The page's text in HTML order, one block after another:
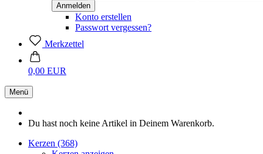
Konto erstellen
Passwort vergessen?
Merkzettel
0,00 EUR
Menü
Du hast noch keine Artikel in Deinem Warenkorb.
Kerzen (368)